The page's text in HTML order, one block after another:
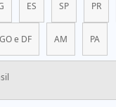
ES SP PR
GO e DF AM PA